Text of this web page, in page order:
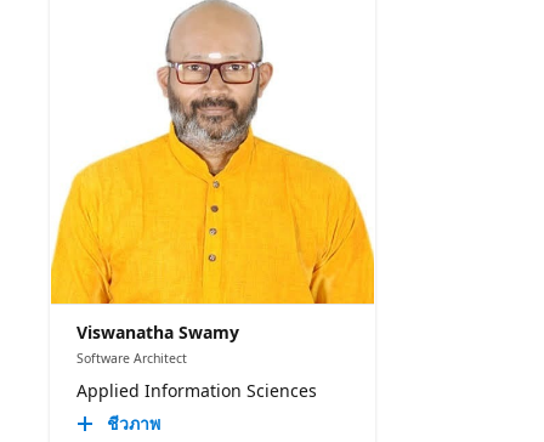
Viswanatha Swamy
Software Architect
Applied Information Sciences
ชีวภาพ